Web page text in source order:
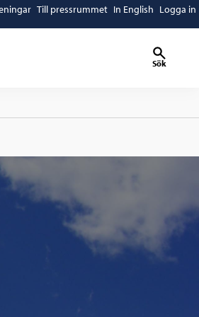
Till pressrummet In English Logga in
Sök